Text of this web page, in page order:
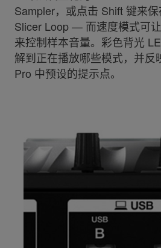
Sampler，或点击 Shift 键来
Slicer Loop — 而速度模式可
来控制样本音量。彩色背光
解到正在播放哪些模式，并反
Pro 中预设的提示点。